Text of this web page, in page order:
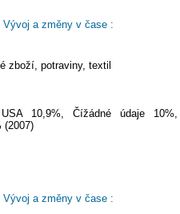
Vývoj a změny v čase :
zboží, potraviny, textil
10,9%, Čížádné údaje 10%,
(2007)
Vývoj a změny v čase :